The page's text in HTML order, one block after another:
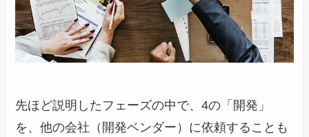
先ほど説明したフェーズの中で、4の「開発」
を、他の会社（開発ベンダー）に依頼することも